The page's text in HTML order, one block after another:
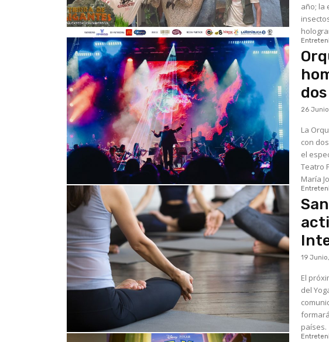
año; la
26
La
con
el
Teatro
María
19
El
del
países.